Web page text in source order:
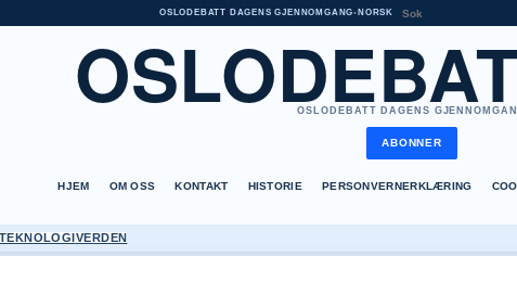
OSLODEBATT DAGENS GJENNOMGANG• NORSK
OSLODEBATT DAGENS
ABONNER
HJEM OM OSS KONTAKT HISTORIE PERSONVERNERKLÆRING
TEKNOLOGIVERDEN